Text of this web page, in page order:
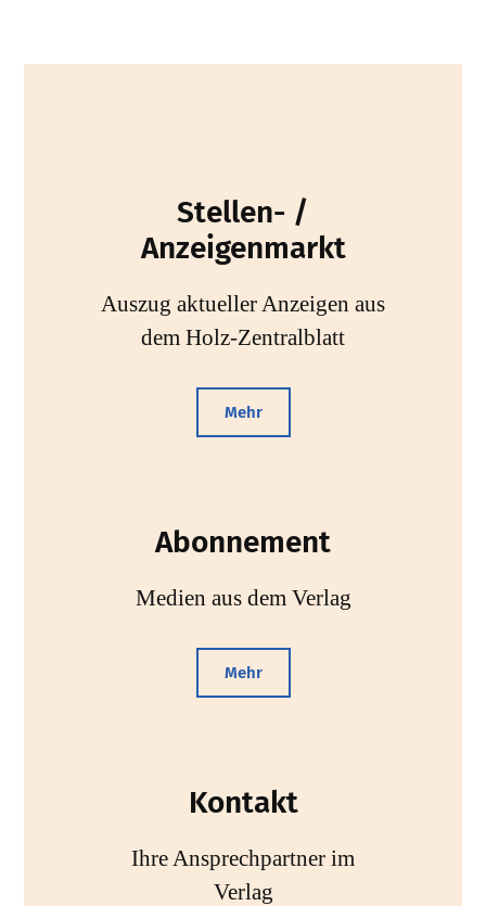
Stellen- /
Anzeigenmarkt
Auszug aktueller Anzeigen aus
dem Holz-Zentralblatt
Mehr
Abonnement
Medien aus dem Verlag
Mehr
Kontakt
Ihre Ansprechpartner im
Verlag